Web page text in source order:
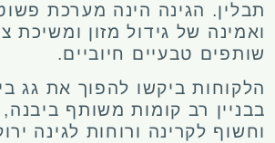
תבלין. הגינה הינה מערכת
ואמינה של גידול מזון ומשיכת
שותפים טבעיים חיוביים.
הלקוחות ביקשו להפוך את גג
בבניין רב קומות משותף
וחשוף לקרינה ורוחות לגינה